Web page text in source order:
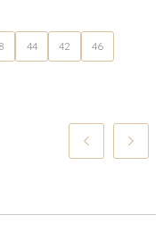
44 42 46